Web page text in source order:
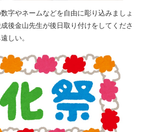
字やネームなどを自由に彫り込みましょ
後金山先生が後日取り付けをしてくださ
しい。